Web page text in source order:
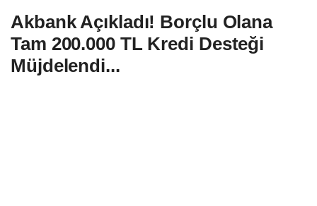
Akbank Açıkladı! Borçlu Olana
Tam 200.000 TL Kredi Desteği
Müjdelendi...